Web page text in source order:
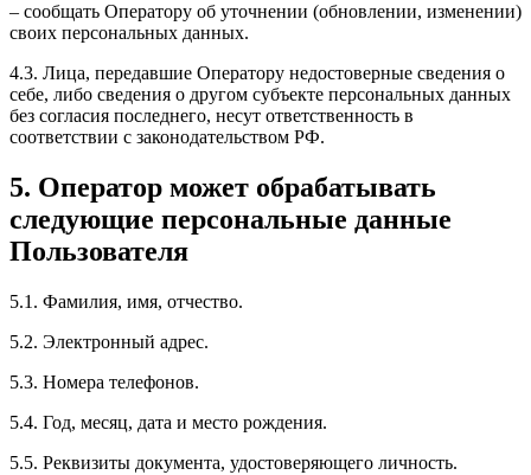
– сообщать Оператору об уточнении (обновлении, изменении)
своих персональных данных.
4.3. Лица, передавшие Оператору недостоверные сведения о
себе, либо сведения о другом субъекте персональных данных
без согласия последнего, несут ответственность в
соответствии с законодательством РФ.
5. Оператор может обрабатывать
следующие персональные данные
Пользователя
5.1. Фамилия, имя, отчество.
5.2. Электронный адрес.
5.3. Номера телефонов.
5.4. Год, месяц, дата и место рождения.
5.5. Реквизиты документа, удостоверяющего личность.